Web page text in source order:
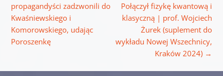
propagandyści zadzwonili do
Kwaśniewskiego i
Komorowskiego, udając
Poroszenkę
Połączył fizykę kwantową i
klasyczną | prof. Wojciech
Żurek (suplement do
wykładu Nowej Wszechnicy,
Kraków 2024) →